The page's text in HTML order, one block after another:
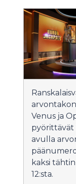
Venus ja
pyörittävät
avulla
kaksi
12:sta.